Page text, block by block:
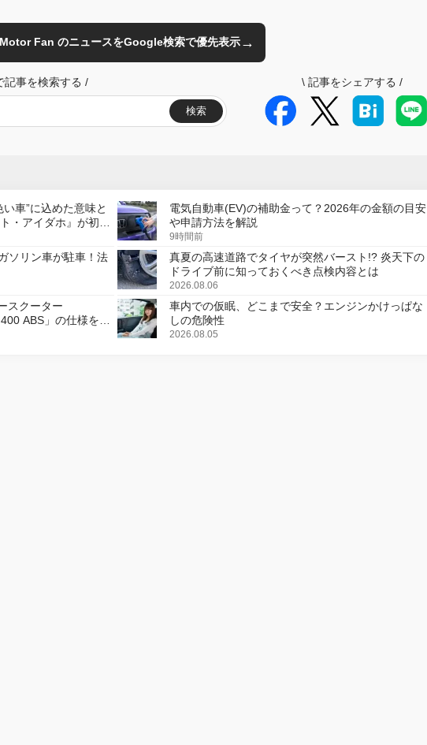
Motor Fan のニュースをGoogle検索で優先表示→
記事を検索する /
検索
\ 記事をシェアする /
車”に込めた意味と
・アイダホ』が初の
電気自動車(EV)の補助金って？2026年の金額の目安
や申請方法を解説
9時間前
ソリン車が駐車！法
真夏の高速道路でタイヤが突然バースト!? 炎天下の
ドライブ前に知っておくべき点検内容とは
2026.08.06
スクーター
ABS」の仕様を変
車内での仮眠、どこまで安全？エンジンかけっぱな
しの危険性
2026.08.05